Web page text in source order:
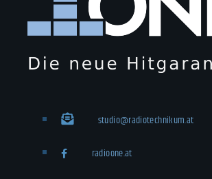
studio@radiotechnikum.at
radioone.at